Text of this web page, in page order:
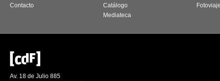
Contacto
Catálogo
Mediateca
Av. 18 de Julio 885